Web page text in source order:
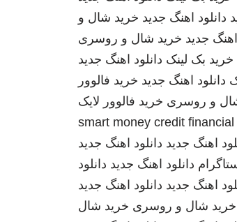
دانلود اهنگ جدید خرید شال و
اهنگ جدید خرید شال و روسری
خرید بک لینک دانلود اهنگ جدید
دانلود اهنگ جدید خرید فالوور
و روسری خرید فالوور لایک
smart money credit financial
اهنگ جدید دانلود اهنگ جدید
دانلود اهنگ جدید دانلود
اهنگ جدید دانلود اهنگ جدید
خرید شال و روسری خرید شال